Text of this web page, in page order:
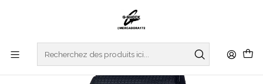
G-SHOCK
Black Warrior Series Metal GM-2100BB-1AER